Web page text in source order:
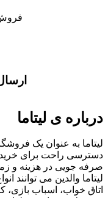
درباره ی لیتاما
لیتاما به عنوان یک
دسترسی راحت برای خرید،
صرفه جویی در هزینه و
لیتاما والدین می
اتاق خواب، اسباب بازی،